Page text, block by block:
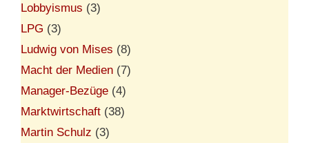
Lobbyismus (3)
LPG (3)
Ludwig von Mises (8)
Macht der Medien (7)
Manager-Bezüge (4)
Marktwirtschaft (38)
Martin Schulz (3)